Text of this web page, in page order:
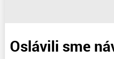
Oslávili sme